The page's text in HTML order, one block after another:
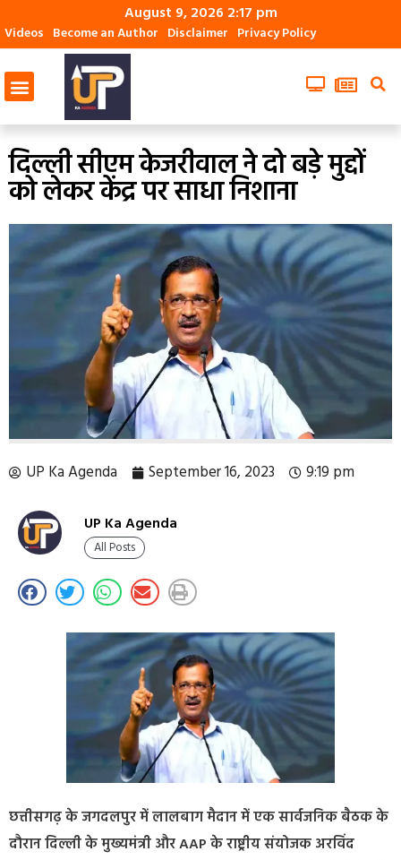
August 9, 2026 2:17 pm
Videos Become an Author Disclaimer Privacy Policy
दिल्ली सीएम केजरीवाल ने दो बड़े मुद्दों
को लेकर केंद्र पर साधा निशाना
UP Ka Agenda September 16, 2023 9:19 pm
UP Ka Agenda
All Posts
छत्तीसगढ़ के जगदलपुर में लालबाग मैदान में एक सार्वजनिक बैठक के
दौरान दिल्ली के मुख्यमंत्री और AAP के राष्ट्रीय संयोजक अरविंद